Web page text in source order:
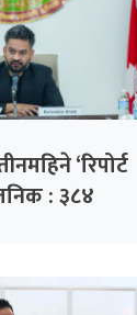
‘रिपोर्ट
: ३८४